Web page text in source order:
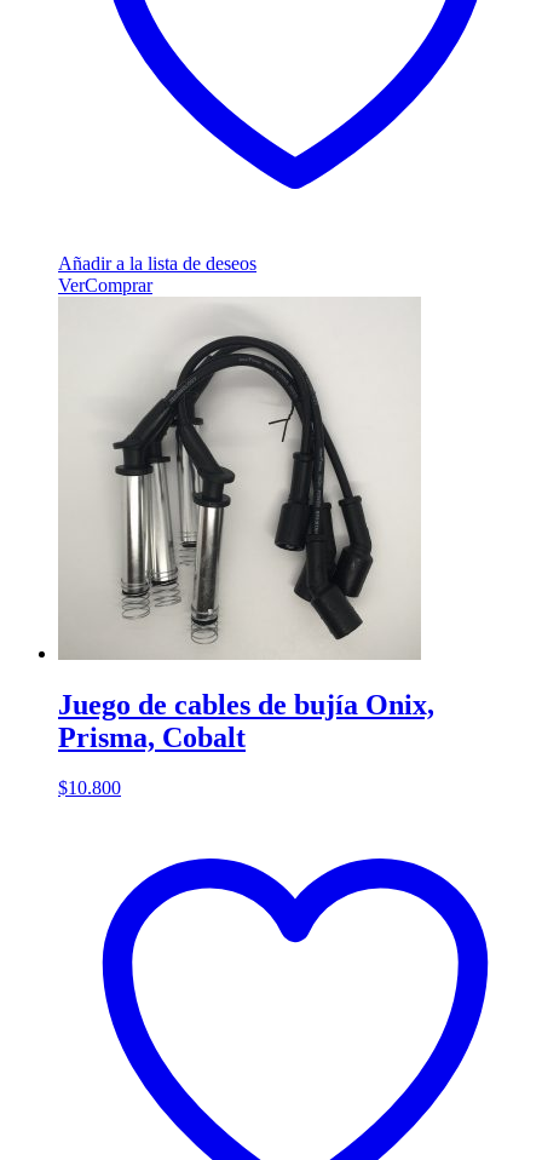
Añadir a la lista de deseos
VerComprar
Juego de cables de bujía Onix,
Prisma, Cobalt
$10.800